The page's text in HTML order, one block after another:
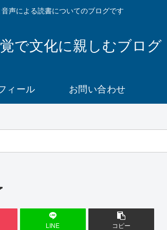
声による読書についてのブログです
で文化に親しむブログ
ィール お問い合わせ
LINE コピー